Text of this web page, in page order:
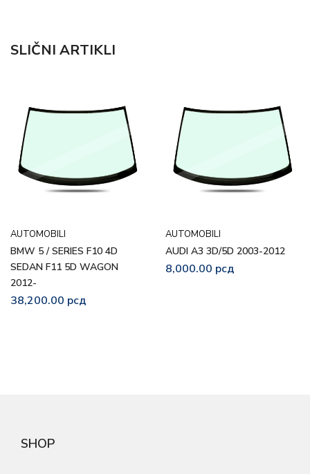
SLIČNI ARTIKLI
AUTOMOBILI
BMW 5 / SERIES F10 4D
SEDAN F11 5D WAGON
2012-
38,200.00 рсд
AUTOMOBILI
AUDI A3 3D/5D 2003-2012
8,000.00 рсд
SHOP